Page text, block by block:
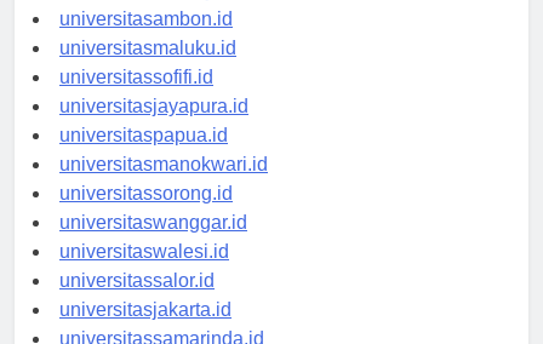
universitasmamuju.id
universitasambon.id
universitasmaluku.id
universitassofifi.id
universitasjayapura.id
universitaspapua.id
universitasmanokwari.id
universitassorong.id
universitaswanggar.id
universitaswalesi.id
universitassalor.id
universitasjakarta.id